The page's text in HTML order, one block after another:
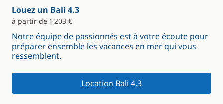
Louez un Bali 4.3
à partir de 1 203 €
Notre équipe de passionnés est à votre écoute pour
préparer ensemble les vacances en mer qui vous
ressemblent.
Location Bali 4.3